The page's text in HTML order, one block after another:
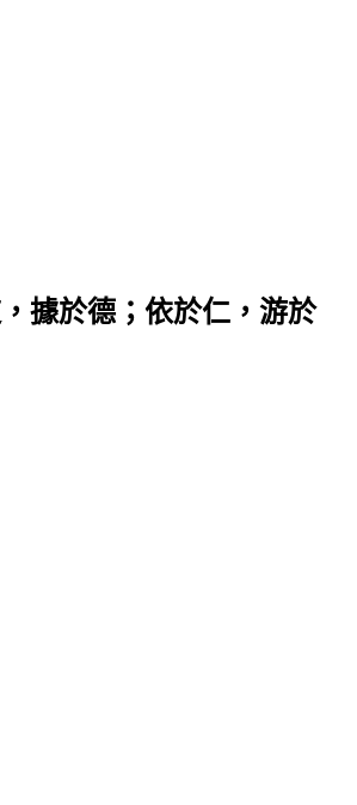
據於德；依於仁，游於